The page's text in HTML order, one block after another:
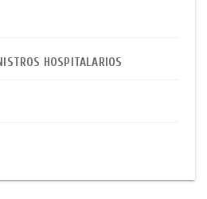
HOSPITALARIOS